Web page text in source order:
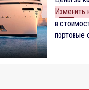
Изменить
в
портовые